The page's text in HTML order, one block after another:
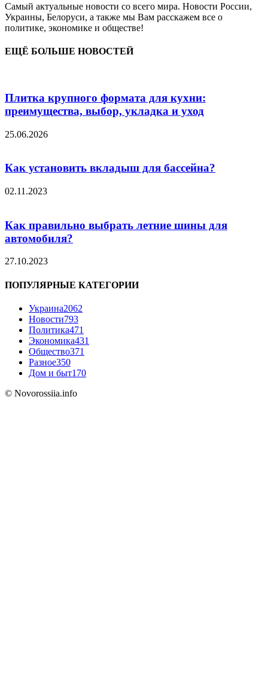
Самый актуальные новости со всего мира. Новости России,
Украины, Белоруси, а также мы Вам расскажем все о
политике, экономике и обществе!
ЕЩЁ БОЛЬШЕ НОВОСТЕЙ
Плитка крупного формата для кухни:
преимущества, выбор, укладка и уход
25.06.2026
Как установить вкладыш для бассейна?
02.11.2023
Как правильно выбрать летние шины для
автомобиля?
27.10.2023
ПОПУЛЯРНЫЕ КАТЕГОРИИ
Украина2062
Новости793
Политика471
Экономика431
Общество371
Разное350
Дом и быт170
© Novorossiia.info